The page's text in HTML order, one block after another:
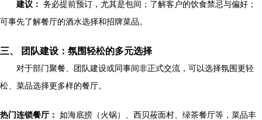
建议： 务必提前预订，尤其是包间；了解客户的饮食禁忌与偏好；
可事先了解餐厅的酒水选择和招牌菜品。
三、 团队建设：氛围轻松的多元选择
对于部门聚餐、团队建设或同事间非正式交流，可以选择氛围更轻
松、菜品选择更多样的餐厅。
热门连锁餐厅： 如海底捞（火锅）、西贝莜面村、绿茶餐厅等，菜品丰